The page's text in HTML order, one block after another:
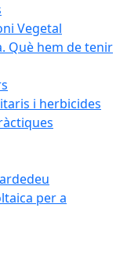
Vegetal
Què hem de tenir
i herbicides
per a